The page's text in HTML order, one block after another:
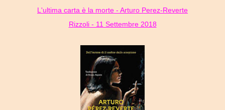
L'ultima carta è la morte - Arturo Perez-Reverte
Rizzoli - 11 Settembre 2018